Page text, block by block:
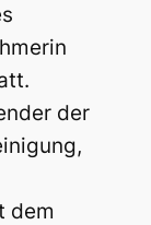
der
dem